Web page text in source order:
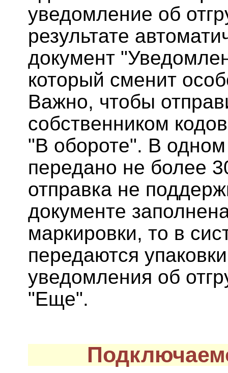
уведомление об
результате
документ
который сменит
Важно, чтобы
собственником
"В обороте". В
передано не более
отправка не
документе
маркировки, то в
передаются
уведомления об
"Еще".